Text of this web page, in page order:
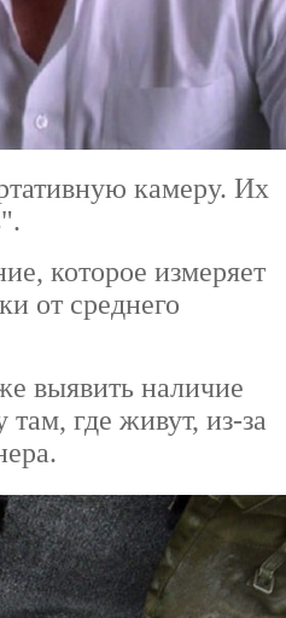
камеру. Их
которое измеряет
от среднего
выявить наличие
где живут, из-за